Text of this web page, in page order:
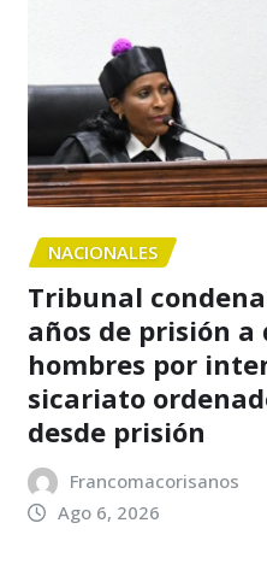
NACIONALES
Tribunal
años de prisión a
hombres por
sicariato
desde prisión
Francomacorisanos
Ago 6, 2026